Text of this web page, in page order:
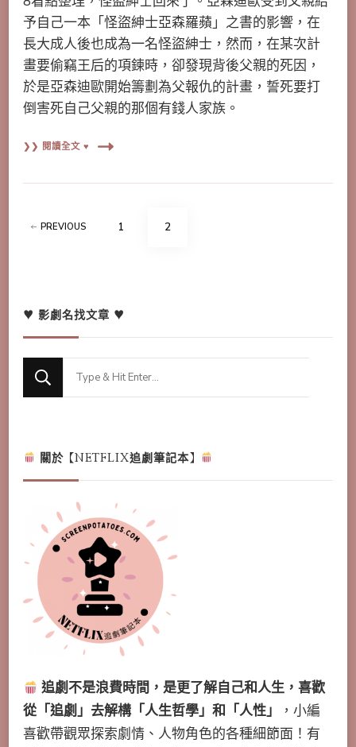
予自己一本「怪盜紳士亞森羅蘋」之書的影響，在
長大成人後也成為一名怪盜紳士，然而，在某次計
畫要偷竊王后的項鍊時，卻發現背後父親的死因，
於是亞森迪歐開始籌劃為父報仇的計畫，誓死要打
倒害死自己父親的那個有錢人家族。
❯❯ 閱讀全文 ♥
文
頁
PREVIOUS PAGE
1 PAGE
2
♥ 影劇名找文章 ♥
Looking
關於【NETFLIX追劇筆記本】
追劇不是浪費時間，是更了解自己和人生，喜歡
從「追劇」去解構「人生哲學」和「人性」
，小編
喜歡帶觀眾探索劇情、人物角色的各種細節面！有